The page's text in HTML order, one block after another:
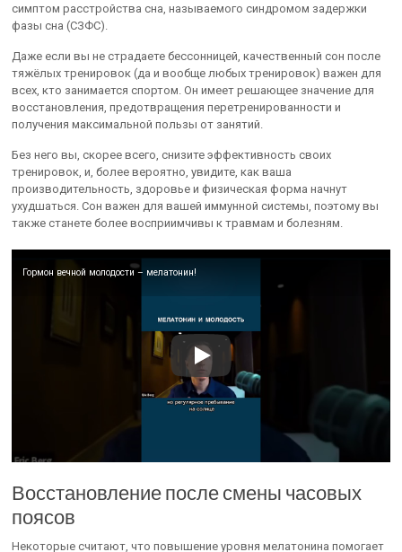
симптом расстройства сна, называемого синдромом задержки
фазы сна (СЗФС).
Даже если вы не страдаете бессонницей, качественный сон после
тяжёлых тренировок (да и вообще любых тренировок) важен для
всех, кто занимается спортом. Он имеет решающее значение для
восстановления, предотвращения перетренированности и
получения максимальной пользы от занятий.
Без него вы, скорее всего, снизите эффективность своих
тренировок, и, более вероятно, увидите, как ваша
производительность, здоровье и физическая форма начнут
ухудшаться. Сон важен для вашей иммунной системы, поэтому вы
также станете более восприимчивы к травмам и болезням.
Гормон вечной молодости – мелатонин!
Восстановление после смены часовых
поясов
Некоторые считают, что повышение уровня мелатонина помогает